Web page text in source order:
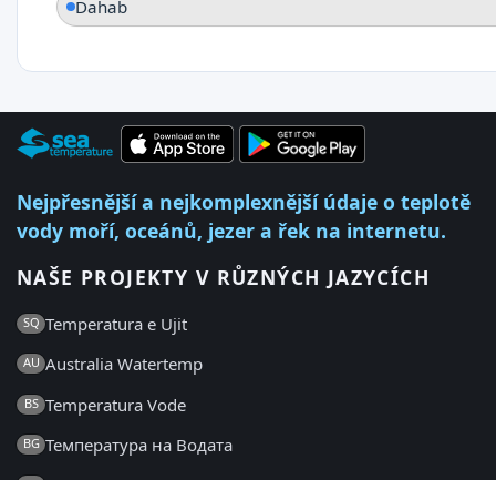
Dahab
Nejpřesnější a nejkomplexnější údaje o teplotě
vody moří, oceánů, jezer a řek na internetu.
NAŠE PROJEKTY V RŮZNÝCH JAZYCÍCH
SQ Temperatura e Ujit
AU Australia Watertemp
BS Temperatura Vode
BG Температура на Водата